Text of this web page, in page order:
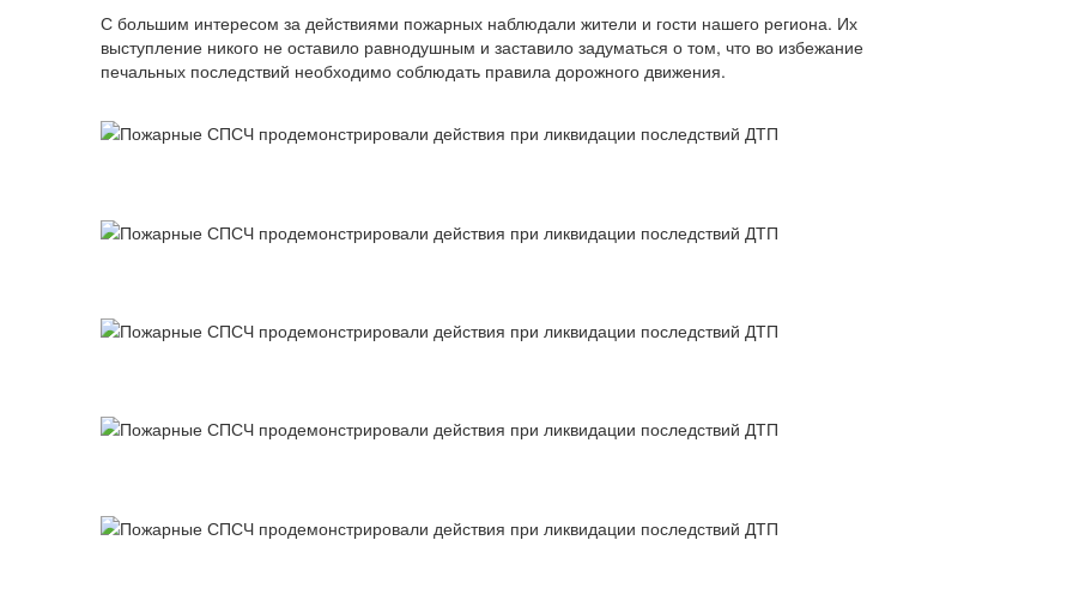
С большим интересом за действиями пожарных наблюдали жители и гости нашего региона. Их
выступление никого не оставило равнодушным и заставило задуматься о том, что во избежание
печальных последствий необходимо соблюдать правила дорожного движения.